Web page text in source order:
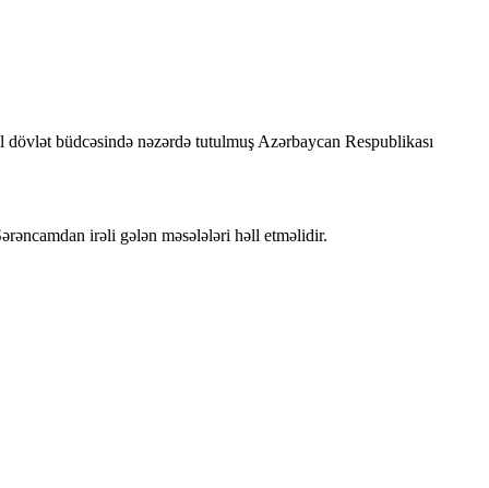
büdcəsində nəzərdə tutulmuş Azərbaycan Respublikası
irəli gələn məsələləri həll etməlidir.